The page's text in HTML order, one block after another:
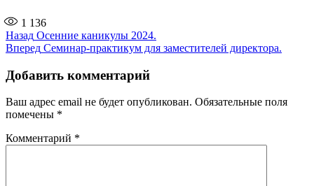
1 136
Навигация
по
записям
Назад Предыдущая
запись:
Осенние каникулы 2024.
Вперед Следующая
Семинар-практикум для заместителей директора.
Добавить комментарий
Ваш адрес email не будет опубликован. Обязательные поля
помечены *
Комментарий *